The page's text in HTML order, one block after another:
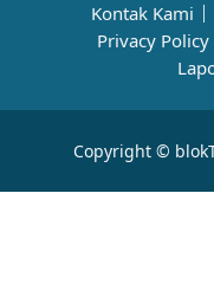
Kontak Kami
Privacy Policy
Copyright ©